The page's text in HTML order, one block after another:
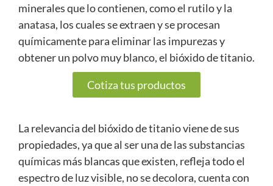
minerales que lo contienen, como el rutilo y la
anatasa, los cuales se extraen y se procesan
químicamente para eliminar las impurezas y
obtener un polvo muy blanco, el bióxido de titanio.
Cotiza tus productos
La relevancia del bióxido de titanio viene de sus
propiedades, ya que al ser una de las substancias
químicas más blancas que existen, refleja todo el
espectro de luz visible, no se decolora, cuenta con